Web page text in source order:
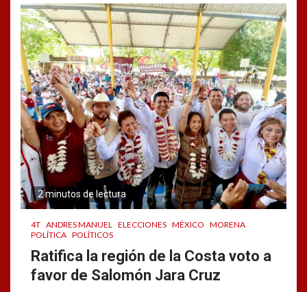
2 minutos de lectura
4T ANDRES MANUEL ELECCIONES MÉXICO MORENA
POLÍTICA POLÍTICOS
Ratifica la región de la Costa voto a
favor de Salomón Jara Cruz